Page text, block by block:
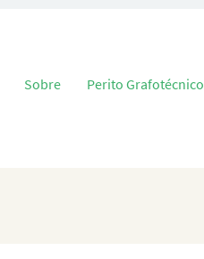
o conteúdo
Sobre Perito Grafotécnico